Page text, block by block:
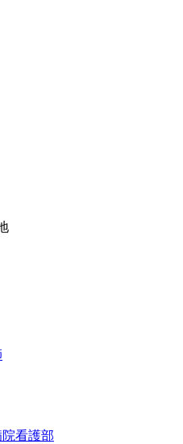
看護部